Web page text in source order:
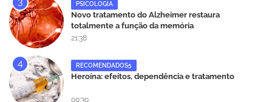
PSICOLOGIA
Novo tratamento do Alzheimer restaura
totalmente a função da memória
21:38
RECOMENDADOS5
Heroína: efeitos, dependência e tratamento
00:30